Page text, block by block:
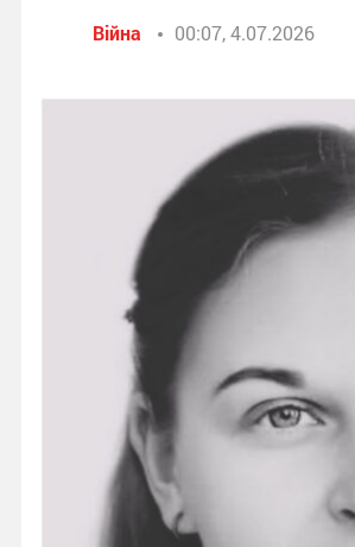
Війна 00:07, 4.07.2026